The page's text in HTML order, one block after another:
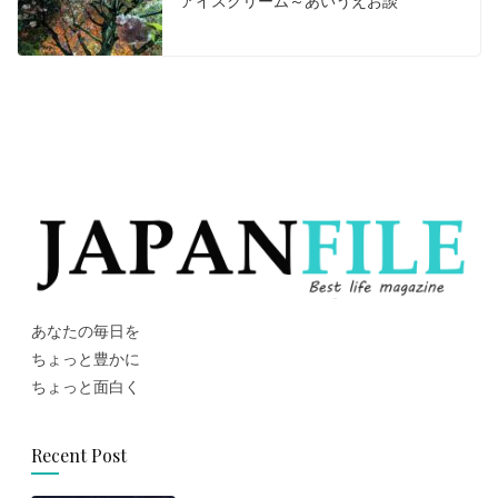
あなたの毎日を
ちょっと豊かに
ちょっと面白く
Recent Post